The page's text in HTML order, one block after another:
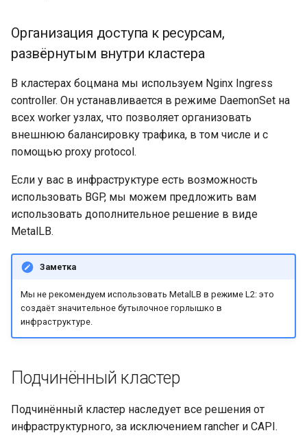
Организация доступа к ресурсам,
развёрнутым внутри кластера
В кластерах боцмана мы используем Nginx Ingress
controller. Он устанавливается в режиме DaemonSet на
всех worker узлах, что позволяет организовать
внешнюю балансировку трафика, в том числе и с
помощью proxy protocol.
Если у вас в инфраструктуре есть возможность
использовать BGP, мы можем предложить вам
использовать дополнительное решение в виде
MetalLB.
Заметка
Мы не рекомендуем использовать MetalLB в режиме L2: это
создаёт значительное бутылочное горлышко в
инфраструктуре.
Подчинённый кластер
Подчинённый кластер наследует все решения от
инфраструктурного, за исключением rancher и CAPI.